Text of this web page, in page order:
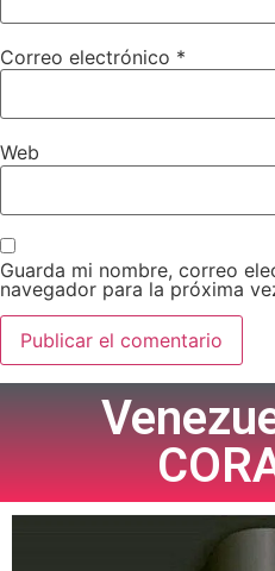
Correo electrónico *
Web
Guarda mi nombre, correo
navegador para la próxima